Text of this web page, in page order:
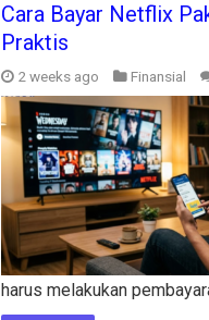
Cara Bayar Netflix
Praktis
2 weeks ago Finansial
harus melakukan